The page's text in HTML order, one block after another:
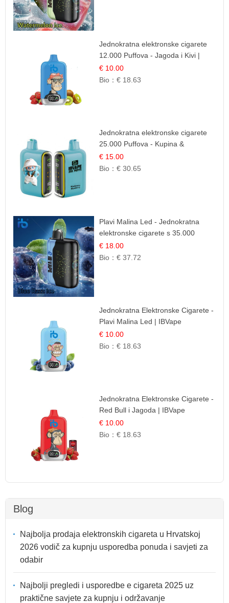
Jednokratna elektronske cigarete
12.000 Puffova - Jagoda i Kivi |
Sočna Voćna Kombinacija
€ 10.00
Bio：€ 18.63
Jednokratna elektronske cigarete
25.000 Puffova - Kupina &
Borovnica | Šumska Voćna
Mješavina
€ 15.00
Bio：€ 30.65
Plavi Malina Led - Jednokratna
elektronske cigarete s 35.000
šlukova | IBVape
€ 18.00
Bio：€ 37.72
Jednokratna Elektronske Cigarete -
Plavi Malina Led | IBVape
€ 10.00
Bio：€ 18.63
Jednokratna Elektronske Cigarete -
Red Bull i Jagoda | IBVape
€ 10.00
Bio：€ 18.63
Blog
Najbolja prodaja elektronskih cigareta u Hrvatskoj
2026 vodič za kupnju usporedba ponuda i savjeti za
odabir
Najbolji pregledi i usporedbe e cigareta 2025 uz
praktične savjete za kupnju i održavanje